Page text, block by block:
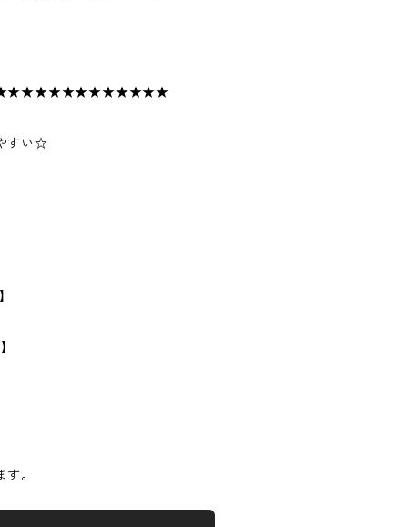
すい☆
。